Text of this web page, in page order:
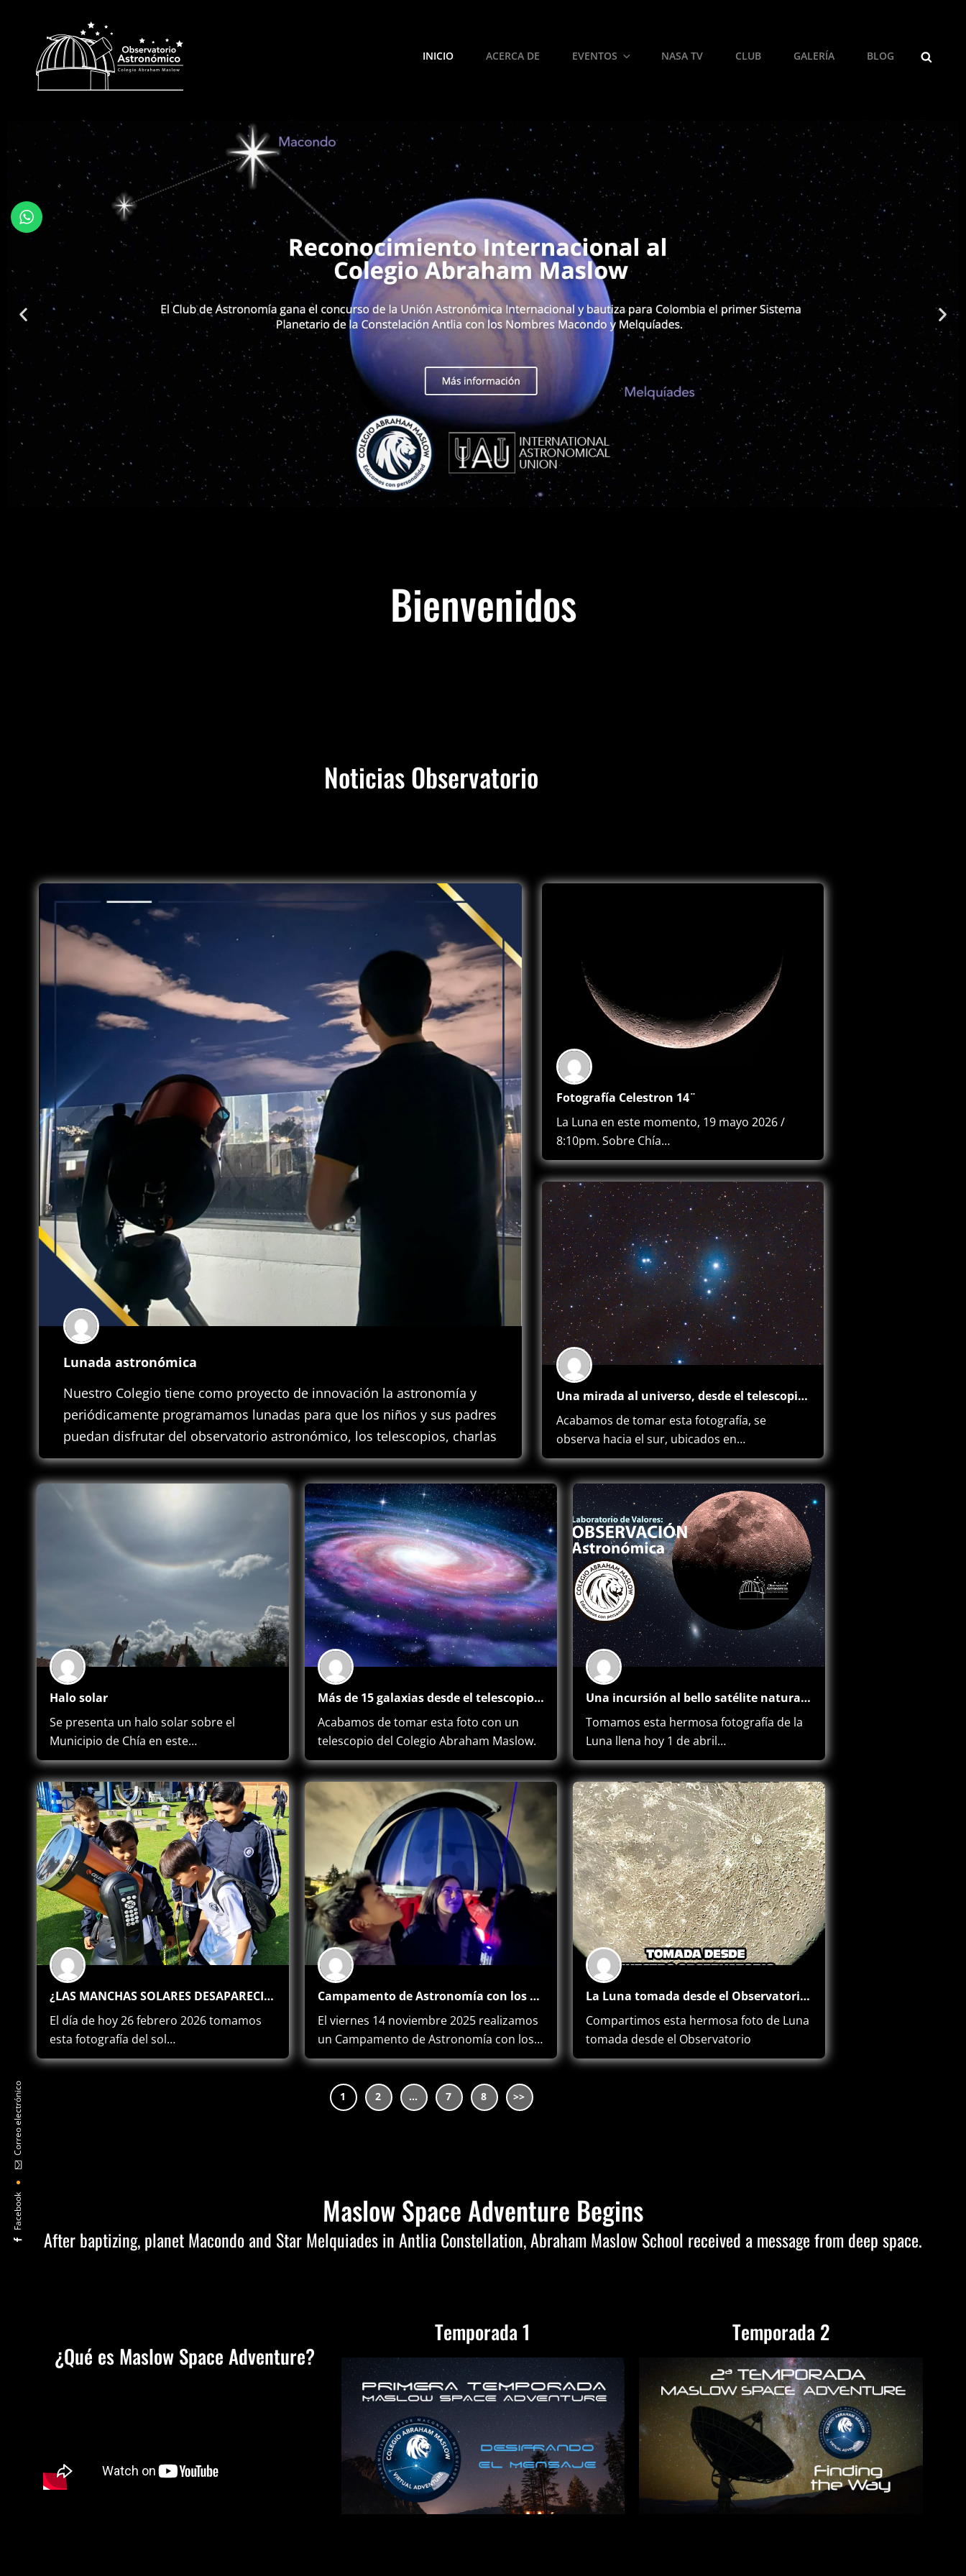
INICIO ACERCA DE EVENTOS NASA TV CLUB GALERÍA BLOG
Facebook
Correo electrónico
Bienvenidos
Noticias Observatorio
Lunada astronómica
Nuestro Colegio tiene como proyecto de innovación la astronomía y
periódicamente programamos lunadas para que los niños y sus padres
puedan disfrutar del observatorio astronómico, los telescopios, charlas
muy interesantes…
Fotografía Celestron 14¨
La Luna en este momento, 19 mayo 2026 /
8:10pm. Sobre Chía…
Una mirada al universo, desde el telescopio del Colegio Abraham Maslow
Acabamos de tomar esta fotografía, se
observa hacia el sur, ubicados en…
Halo solar
Se presenta un halo solar sobre el
Municipio de Chía en este…
Más de 15 galaxias desde el telescopio del Abraham Maslow
Acabamos de tomar esta foto con un
telescopio del Colegio Abraham Maslow.
…
Una incursión al bello satélite natural de la Tierra (Chía; hermosa musa Muísca).
Tomamos esta hermosa fotografía de la
Luna llena hoy 1 de abril…
¿LAS MANCHAS SOLARES DESAPARECIERON?
El día de hoy 26 febrero 2026 tomamos
esta fotografía del sol…
Campamento de Astronomía con los cursos 6°,7°y 8°
El viernes 14 noviembre 2025 realizamos
un Campamento de Astronomía con los…
La Luna tomada desde el Observatorio Astronómico del Colegio Abraham Maslow
Compartimos esta hermosa foto de Luna
tomada desde el Observatorio
Astronómico del…
1 2 … 7 8
Maslow Space Adventure Begins
After baptizing, planet Macondo and Star Melquiades in Antlia Constellation,Abraham Maslow School received a message from deep space.
¿Qué es Maslow Space Adventure?
Temporada 1 Temporada 2